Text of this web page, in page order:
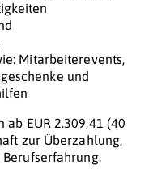
Mitarbeiterevents,
und
EUR 2.309,41 (40
zur Überzahlung,